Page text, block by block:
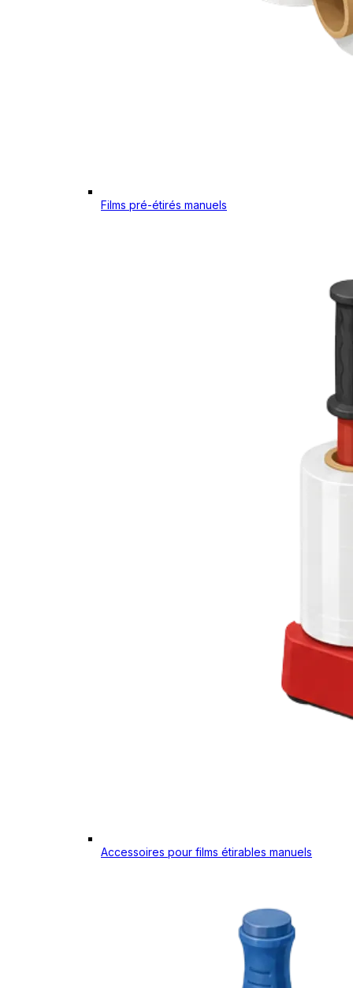
Films pré-étirés manuels
Accessoires pour films étirables manuels